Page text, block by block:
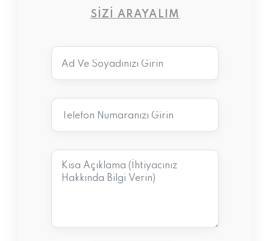
SIZI ARAYALIM